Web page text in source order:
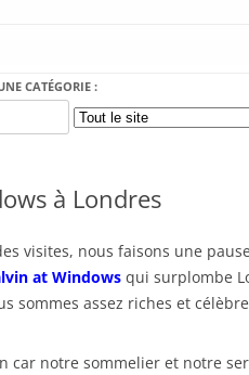
CATÉGORIE :
à Londres
visites, nous faisons une
at Windows qui surplombe
assez riches et
car notre sommelier et notre